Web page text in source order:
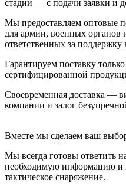
стадии — с подачи заявки и
Мы предоставляем оптовые
для армии, военных органов
ответственных за
Гарантируем поставку
сертифицированной
Своевременная доставка —
компании и залог
Вместе мы сделаем ваш
Мы всегда готовы ответить
необходимую информацию и
тактическое снаряжение.